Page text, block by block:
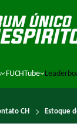
FUCHTube
CH Estoque